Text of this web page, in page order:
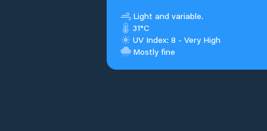
Light and variable.
31°C
UV Index: 8 - Very High
Mostly fine